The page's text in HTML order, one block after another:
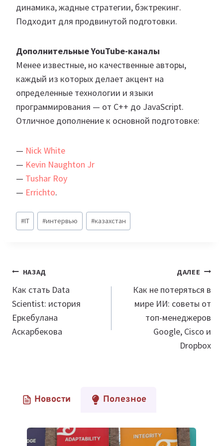
динамика, жадные стратегии, бэктрекинг.
Подходит для продвинутой подготовки.
Дополнительные YouTube-каналы
Менее известные, но качественные авторы,
каждый из которых делает акцент на
определенные технологии и языки
программирования — от C++ до JavaScript.
Отличное дополнение к основной подготовке:
— Nick White
— Kevin Naughton Jr
— Tushar Roy
— Errichto.
Метки
записи:
#IT #интервью #казахстан
Навигация
по
записям
НАЗАД
Как стать Data
Scientist: история
Еркебулана
Аскарбекова
ДАЛЕЕ
Как не потеряться в
мире ИИ: советы от
топ-менеджеров
Google, Cisco и
Dropbox
Новости Полезное